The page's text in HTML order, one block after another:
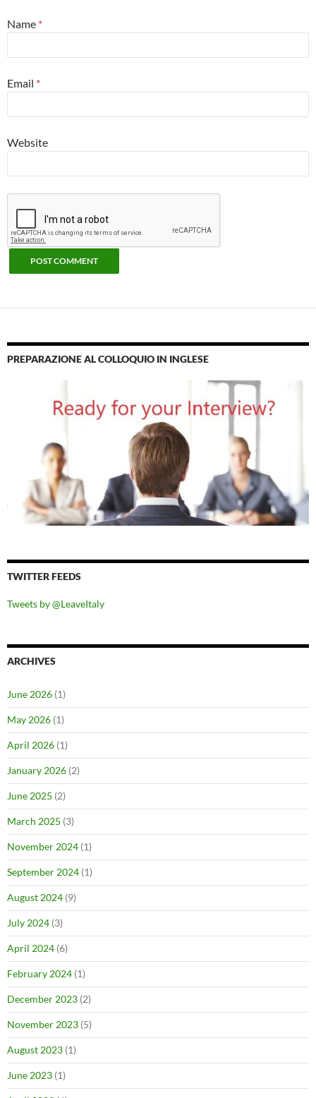
Name *
Email *
Website
PREPARAZIONE AL COLLOQUIO IN INGLESE
TWITTER FEEDS
Tweets by @LeaveItaly
ARCHIVES
June 2026 (1)
May 2026 (1)
April 2026 (1)
January 2026 (2)
June 2025 (2)
March 2025 (3)
November 2024 (1)
September 2024 (1)
August 2024 (9)
July 2024 (3)
April 2024 (6)
February 2024 (1)
December 2023 (2)
November 2023 (5)
August 2023 (1)
June 2023 (1)